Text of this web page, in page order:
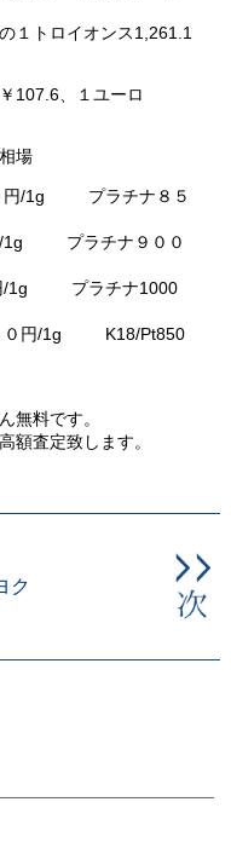
１トロイオンス1,261.1
107.6、１ユーロ
場
/1g プラチナ８５
/1g プラチナ９００
/1g プラチナ1000
円/1g K18/Pt850
無料です。
額査定致します。
ク